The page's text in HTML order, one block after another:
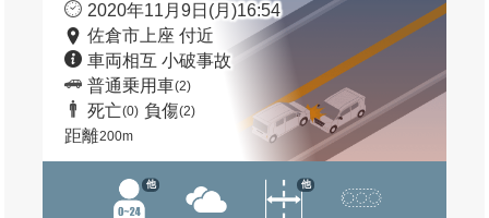
2020年11月9日(月)16:54
佐倉市上座 付近
車両相互 小破事故
普通乗用車(2)
死亡(0) 負傷(2)
距離200m
他 他